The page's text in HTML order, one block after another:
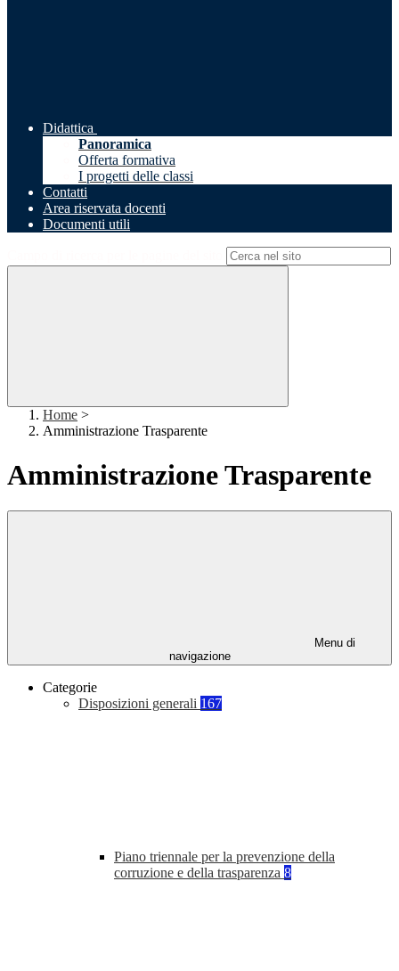
Didattica
Panoramica
Offerta formativa
I progetti delle classi
Contatti
Area riservata docenti
Documenti utili
Home >
Amministrazione Trasparente
Amministrazione Trasparente
Menu di
navigazione
Categorie
Disposizioni generali 167
Piano triennale per la prevenzione della
corruzione e della trasparenza 8